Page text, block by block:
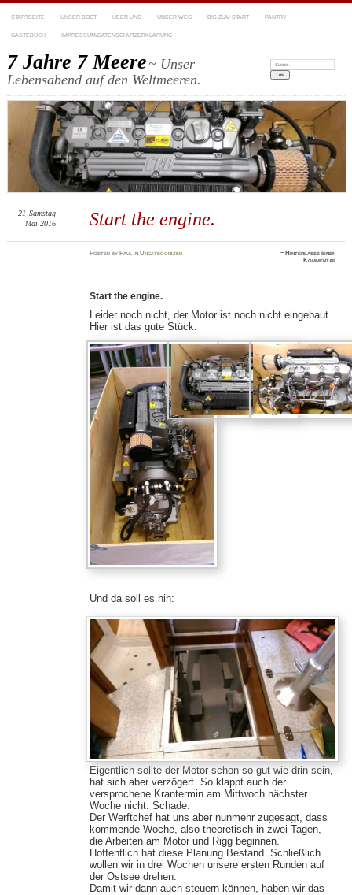
STARTSEITE UNSER BOOT ÜBER UNS UNSER WEG BIS ZUM START PANTRY
GÄSTEBUCH IMPRESSUM/DATENSCHUTZERKLÄRUNG
7 Jahre 7 Meere~ Unser
Lebensabend auf den Weltmeeren.
Suchen:
Start the engine.
21 Samstag
Mai 2016
Postedby Paul inUncategorized ≈ Hinterlasse einen
Kommentar
Start the engine.
Leider noch nicht, der Motor ist noch nicht eingebaut.
Hier ist das gute Stück:
Und da soll es hin:
Eigentlich sollte der Motor schon so gut wie drin sein,
hat sich aber verzögert. So klappt auch der
versprochene Krantermin am Mittwoch nächster
Woche nicht. Schade.
Der Werftchef hat uns aber nunmehr zugesagt, dass
kommende Woche, also theoretisch in zwei Tagen,
die Arbeiten am Motor und Rigg beginnen.
Hoffentlich hat diese Planung Bestand. Schließlich
wollen wir in drei Wochen unsere ersten Runden auf
der Ostsee drehen.
Damit wir dann auch steuern können, haben wir das